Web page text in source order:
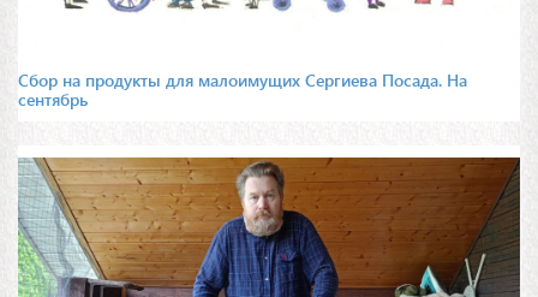
Сбор на продукты для малоимущих Сергиева Посада. На
сентябрь